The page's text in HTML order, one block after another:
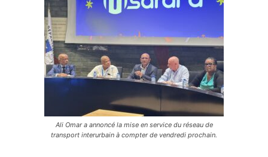
Ali Omar a annoncé la mise en service du réseau de
transport interurbain à compter de vendredi prochain.